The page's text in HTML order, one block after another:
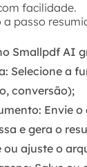
facilidade.
a passo
Smallpdf AI
Selecione a
conversão);
Envie o
e gera o
ou ajuste o